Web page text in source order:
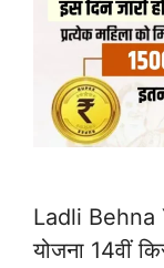
Ladli Behna
योजना 14वीं